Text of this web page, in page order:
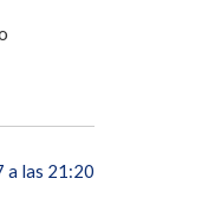
a las 21:20